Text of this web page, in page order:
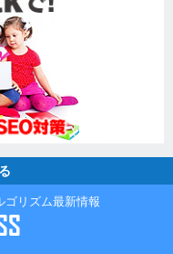
ゴリズム最新情報